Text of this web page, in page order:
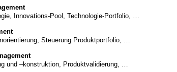
Innovations-Pool, Technologie-Portfolio, …
Steuerung Produktportfolio, …
und –konstruktion, Produktvalidierung, …